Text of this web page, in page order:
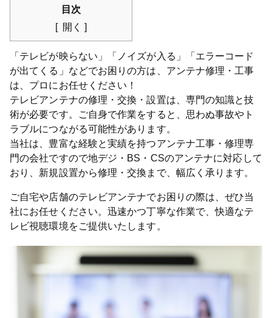
目次
開く
「テレビが映らない」「ノイズが入る」「エラーコード
が出てくる」などでお困りの方は、アンテナ修理・工事
は、プロにお任せください！
テレビアンテナの修理・交換・設置は、専門の知識と技
術が必要です。ご自身で作業をすると、思わぬ事故やト
ラブルにつながる可能性があります。
当社は、豊富な経験と実績を持つアンテナ工事・修理専
門の会社ですので地デジ・BS・CSのアンテナに対応して
おり、新規設置から修理・交換まで、幅広く承ります。
ご自宅や店舗のテレビアンテナでお困りの際は、ぜひ当
社にお任せください。迅速かつ丁寧な作業で、快適なテ
レビ視聴環境をご提供いたします。